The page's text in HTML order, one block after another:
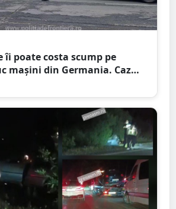
îi poate costa scump pe
mașini din Germania. Caz
Mare